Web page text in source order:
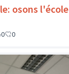
osons l'école
0 0